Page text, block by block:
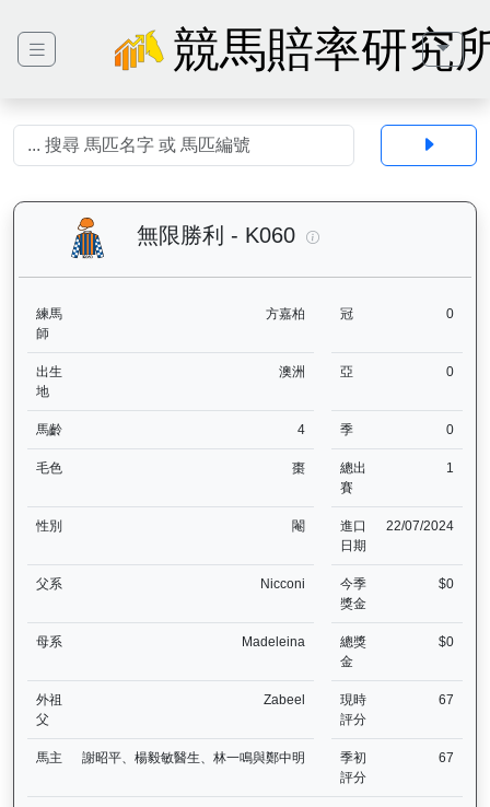
競馬賠率研究
無限勝利 - K060
練馬
師
方嘉柏 冠 0
出生
地
澳洲 亞 0
馬齡 4 季 0
毛色 棗
總出
賽
1
性別 閹
進口
日期
22/07/2024
父系 Nicconi
今季
獎金
$0
母系 Madeleina
總獎
金
$0
外祖
父
Zabeel
現時
評分
67
馬主 謝昭平、楊毅敏醫生、林一鳴與鄭中明
季初
評分
67